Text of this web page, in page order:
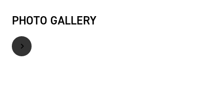
PHOTO GALLERY